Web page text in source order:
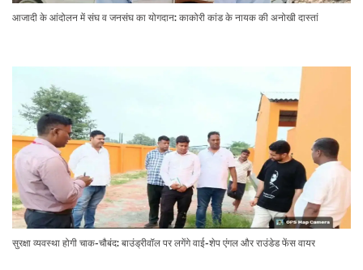
आजादी के आंदोलन में संघ व जनसंघ का योगदान: काकोरी कांड के नायक की अनोखी दास्तां
सुरक्षा व्यवस्था होगी चाक-चौबंद: बाउंड्रीवॉल पर लगेंगे वाई-शेप एंगल और राउंडेड फेंस वायर